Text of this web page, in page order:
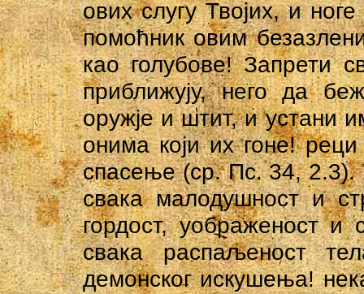
ових слугу Твојих, и
помоћник овим
као голубове! Запрети
приближују, него да
оружје и штит, и устани
онима који их гоне!
спасење (ср. Пс. 34,
свака малодушност и
гордост, уображеност и
свака распаљеност
демонског искушења!